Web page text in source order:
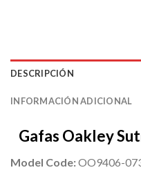
DESCRIPCIÓN
INFORMACIÓN ADICIONAL
Gafas Oakley
Model Code:OO9406-